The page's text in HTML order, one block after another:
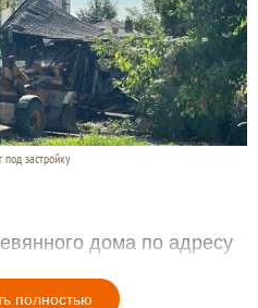
застройку
дома по адресу
полностью